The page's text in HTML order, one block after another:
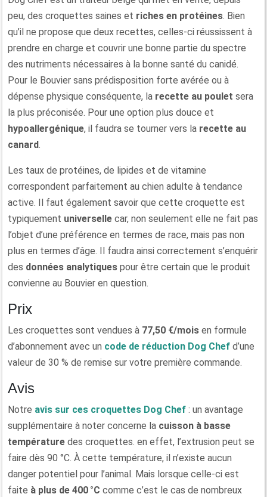
peu, des croquettes saines et riches en protéines. Bien
qu’il ne propose que deux recettes, celles-ci réussissent à
prendre en charge et couvrir une bonne partie du spectre
des nutriments nécessaires à la bonne santé du canidé.
Pour le Bouvier sans prédisposition forte avérée ou à
dépense physique conséquente, la recette au poulet sera
la plus préconisée. Pour une option plus douce et
hypoallergénique, il faudra se tourner vers la recette au
canard.
Les taux de protéines, de lipides et de vitamine
correspondent parfaitement au chien adulte à tendance
active. Il faut également savoir que cette croquette est
typiquement universelle car, non seulement elle ne fait pas
l’objet d’une préférence en termes de race, mais pas non
plus en termes d’âge. Il faudra ainsi correctement s’enquérir
des données analytiques pour être certain que le produit
convienne au Bouvier en question.
Prix
Les croquettes sont vendues à 77,50 €/mois en formule
d’abonnement avec un code de réduction Dog Chef d’une
valeur de 30 % de remise sur votre première commande.
Avis
Notre avis sur ces croquettes Dog Chef : un avantage
supplémentaire à noter concerne la cuisson à basse
température des croquettes. en effet, l’extrusion peut se
faire dès 90 °C. À cette température, il n’existe aucun
danger potentiel pour l’animal. Mais lorsque celle-ci est
faite à plus de 400 °C comme c’est le cas de nombreux